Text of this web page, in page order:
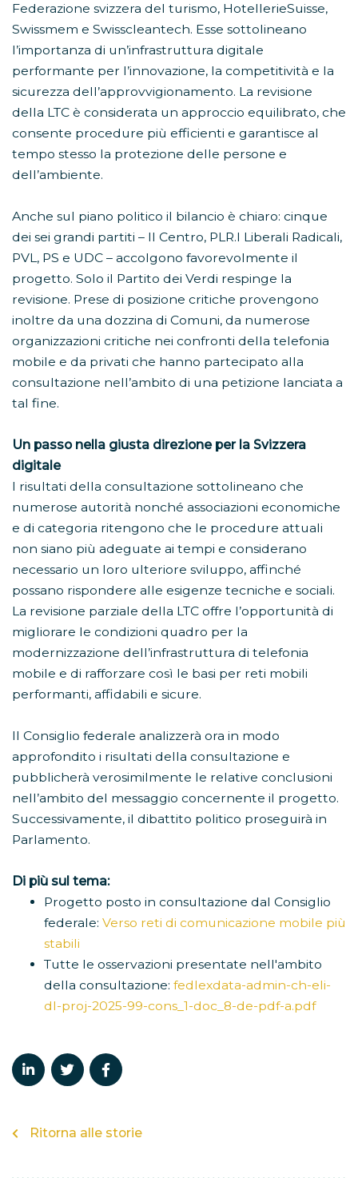
Federazione svizzera del turismo, HotellerieSuisse,
Swissmem e Swisscleantech. Esse sottolineano
l’importanza di un’infrastruttura digitale
performante per l’innovazione, la competitività e la
sicurezza dell’approvvigionamento. La revisione
della LTC è considerata un approccio equilibrato, che
consente procedure più efficienti e garantisce al
tempo stesso la protezione delle persone e
dell’ambiente.
Anche sul piano politico il bilancio è chiaro: cinque
dei sei grandi partiti – Il Centro, PLR.I Liberali Radicali,
PVL, PS e UDC – accolgono favorevolmente il
progetto. Solo il Partito dei Verdi respinge la
revisione. Prese di posizione critiche provengono
inoltre da una dozzina di Comuni, da numerose
organizzazioni critiche nei confronti della telefonia
mobile e da privati che hanno partecipato alla
consultazione nell’ambito di una petizione lanciata a
tal fine.
Un passo nella giusta direzione per la Svizzera
digitale
I risultati della consultazione sottolineano che
numerose autorità nonché associazioni economiche
e di categoria ritengono che le procedure attuali
non siano più adeguate ai tempi e considerano
necessario un loro ulteriore sviluppo, affinché
possano rispondere alle esigenze tecniche e sociali.
La revisione parziale della LTC offre l’opportunità di
migliorare le condizioni quadro per la
modernizzazione dell’infrastruttura di telefonia
mobile e di rafforzare così le basi per reti mobili
performanti, affidabili e sicure.
Il Consiglio federale analizzerà ora in modo
approfondito i risultati della consultazione e
pubblicherà verosimilmente le relative conclusioni
nell’ambito del messaggio concernente il progetto.
Successivamente, il dibattito politico proseguirà in
Parlamento.
Di più sul tema:
Progetto posto in consultazione dal Consiglio
federale: Verso reti di comunicazione mobile più
stabili
Tutte le osservazioni presentate nell'ambito
della consultazione: fedlexdata-admin-ch-eli-
dl-proj-2025-99-cons_1-doc_8-de-pdf-a.pdf
Ritorna alle storie